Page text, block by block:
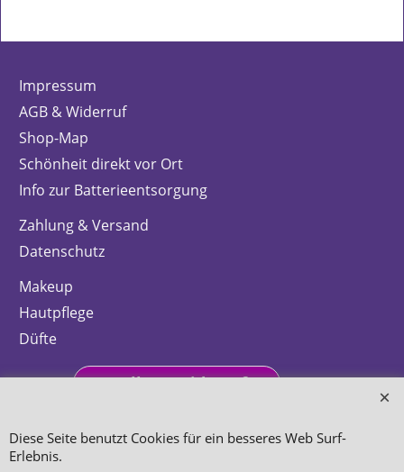
Impressum
AGB & Widerruf
Shop-Map
Schönheit direkt vor Ort
Info zur Batterieentsorgung
Zahlung & Versand
Datenschutz
Makeup
Hautpflege
Düfte
Bestellung widerrufen
Diese Seite benutzt Cookies für ein besseres Web Surf-
Erlebnis.